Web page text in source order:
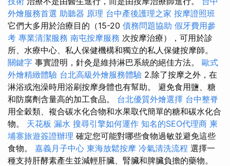
外燴服務首選 助聽器 原理 台中產後護理之家 按摩證照班
它們大多用於治療目的（15-20 債務問題協助 假牙費用參
考 專業清潔服務 南屯按摩服務 次按摩治療），可用於診
所、水療中心、私人保健機構和獨立的私人保健按摩師。
關鍵字 事實證明，針灸是維持淋巴系統的絕佳方法。 歐式
外燴精緻體驗 台北高級外燴服務體驗 2.除了按摩之外，在
淋浴或泡澡時用浴刷按摩身體也有幫助。 避免食用鹽、糖
和防腐劑含量高的加工食品。 台北優質外燴選擇 台中整脊
用全穀類、複合碳水化合物和水果取代簡單的糖和碳水化合
物。 天花板 漏水 搜尋引擎如何運作 知名的SEO代理商 柬
埔寨旅遊簽證辦理 確定您可能對哪些食物過敏並避免這些
食物。 嘉義月子中心 東海放鬆按摩 冷氣清洗流程 選擇一
種支持肝酵素產生並減輕肝臟、腎臟和脾臟負擔的藥物。